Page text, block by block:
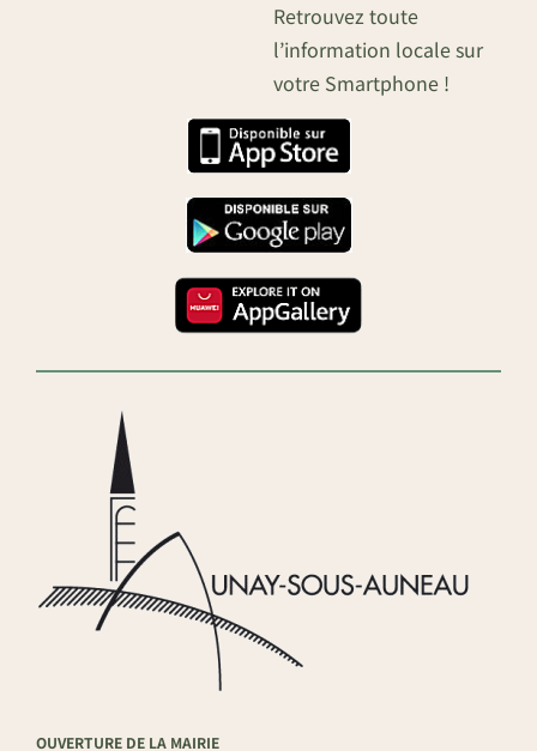
Retrouvez toute
l’information locale sur
votre Smartphone !
OUVERTURE DE LA MAIRIE